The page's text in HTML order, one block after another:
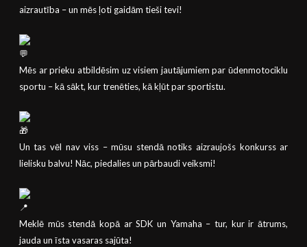
aizrautība – un mēs ļoti gaidām tieši tevi!
Mēs ar prieku atbildēsim uz visiem jautājumiem par ūdenmotociklu
sportu – kā sākt, kur trenēties, kā kļūt par sportistu.
Un tas vēl nav viss – mūsu stendā notiks aizraujošs konkurss ar
lielisku balvu! Nāc, piedalies un pārbaudi veiksmi!
Meklē mūs stendā kopā ar SDK un Yamaha – tur, kur ir ātrums,
jauda un īsta vasaras sajūta!